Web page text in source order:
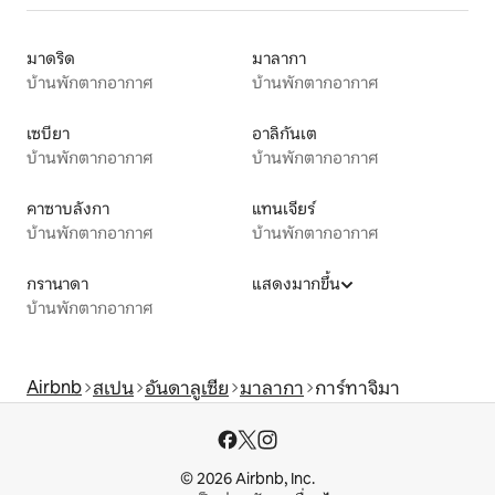
มาดริด
บ้านพักตากอากาศ
มาลากา
บ้านพักตากอากาศ
เซบียา
บ้านพักตากอากาศ
อาลิกันเต
บ้านพักตากอากาศ
คาซาบลังกา
บ้านพักตากอากาศ
แทนเจียร์
บ้านพักตากอากาศ
กรานาดา
บ้านพักตากอากาศ
แสดงมากขึ้น
Airbnb สเปน อันดาลูเซีย มาลากา การ์ทาจิมา
© 2026 Airbnb, Inc.